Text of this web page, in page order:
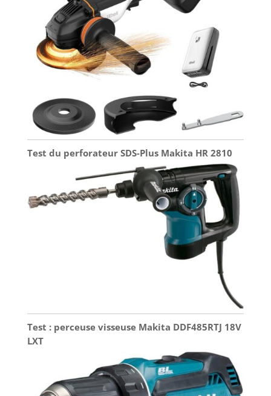
Test du perforateur SDS-Plus Makita HR 2810
Test : perceuse visseuse Makita DDF485RTJ 18V
LXT